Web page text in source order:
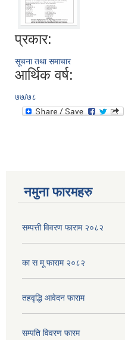
प्रकार:
सूचना तथा समाचार
आर्थिक वर्ष:
७७/७८
नमुना फारमहरु
सम्पत्ती विवरण फाराम २०८२
का स मू फाराम २०८२
तहवृद्धि आवेदन फाराम
सम्पति विवरण फारम